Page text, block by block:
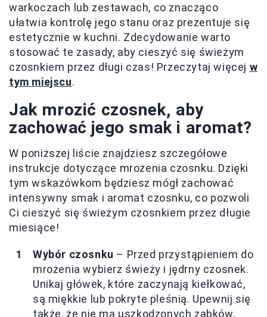
warkoczach lub zestawach, co znacząco
ułatwia kontrolę jego stanu oraz prezentuje się
estetycznie w kuchni. Zdecydowanie warto
stosować te zasady, aby cieszyć się świeżym
czosnkiem przez długi czas! Przeczytaj więcej w
tym miejscu.
Jak mrozić czosnek, aby
zachować jego smak i aromat?
W poniższej liście znajdziesz szczegółowe
instrukcje dotyczące mrożenia czosnku. Dzięki
tym wskazówkom będziesz mógł zachować
intensywny smak i aromat czosnku, co pozwoli
Ci cieszyć się świeżym czosnkiem przez długie
miesiące!
Wybór czosnku – Przed przystąpieniem do
mrożenia wybierz świeży i jędrny czosnek.
Unikaj główek, które zaczynają kiełkować,
są miękkie lub pokryte pleśnią. Upewnij się
także, że nie ma uszkodzonych ząbków,